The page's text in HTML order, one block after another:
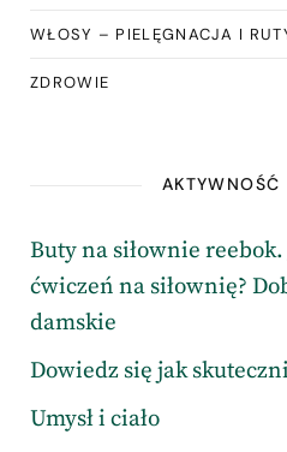
WŁOSY – PIELĘGNACJA I
ZDROWIE
AKTYWNOŚĆ
Buty na siłownie
ćwiczeń na siłownię?
damskie
Dowiedz się jak
Umysł i ciało